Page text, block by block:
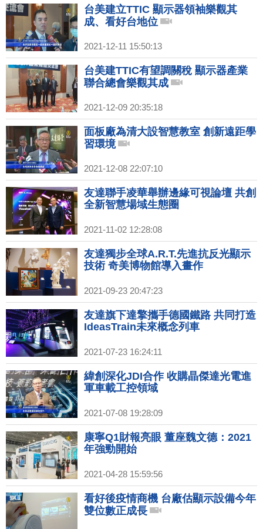
台美建立TTIC 顯示器領袖樂觀其
成、看好台地位
2021-12-11 15:50:13
台美建TTIC有望調關稅 顯示器產業
聯合總會樂觀其成
2021-12-09 20:35:18
面板廠為清大設智慧教室 創新遠距學
習環境
2021-12-08 22:07:10
友達聯手凌華舉辦邊緣可視論壇 共創
全新智慧場域生態圈
2021-11-02 12:28:08
友達獨步全球A.R.T.先進抗反光顯示
技術 奇美博物館導入畫作
2021-09-23 20:47:23
友達旗下達擎攜手德國鐵路 共同打造
IdeasTrain未來概念列車
2021-07-23 16:24:11
緯創深化JDI合作 收購晶傑達光電進
軍車載工控領域
2021-07-08 19:28:09
康寧Q1財報亮眼 董座魏文德：2021
年強勁開始
2021-04-28 15:59:56
看好後疫情商機 台廠估顯示設備今年
雙位數正成長